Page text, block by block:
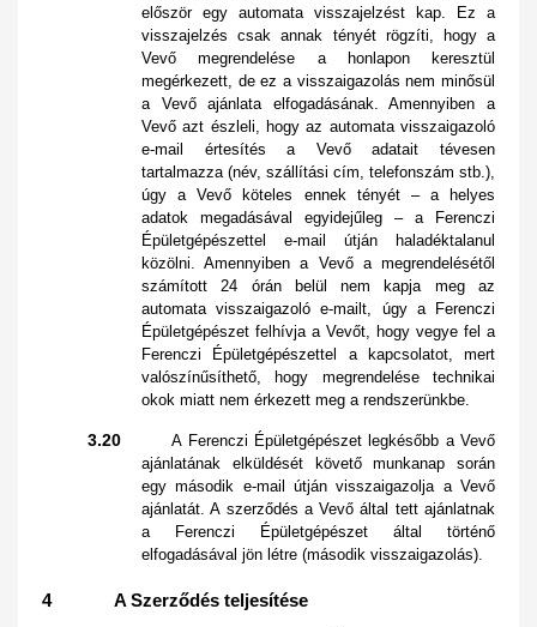
először egy automata visszajelzést kap. Ez a
visszajelzés csak annak tényét rögzíti, hogy a
Vevő megrendelése a honlapon keresztül
megérkezett, de ez a visszaigazolás nem minősül
a Vevő ajánlata elfogadásának. Amennyiben a
Vevő azt észleli, hogy az automata visszaigazoló
e-mail értesítés a Vevő adatait tévesen
tartalmazza (név, szállítási cím, telefonszám stb.),
úgy a Vevő köteles ennek tényét – a helyes
adatok megadásával egyidejűleg – a Ferenczi
Épületgépészettel e-mail útján haladéktalanul
közölni. Amennyiben a Vevő a megrendelésétől
számított 24 órán belül nem kapja meg az
automata visszaigazoló e-mailt, úgy a Ferenczi
Épületgépészet felhívja a Vevőt, hogy vegye fel a
Ferenczi Épületgépészettel a kapcsolatot, mert
valószínűsíthető, hogy megrendelése technikai
okok miatt nem érkezett meg a rendszerünkbe.
3.20A Ferenczi Épületgépészet legkésőbb a Vevő
ajánlatának elküldését követő munkanap során
egy második e-mail útján visszaigazolja a Vevő
ajánlatát. A szerződés a Vevő által tett ajánlatnak
a Ferenczi Épületgépészet által történő
elfogadásával jön létre (második visszaigazolás).
4 A Szerződés teljesítése